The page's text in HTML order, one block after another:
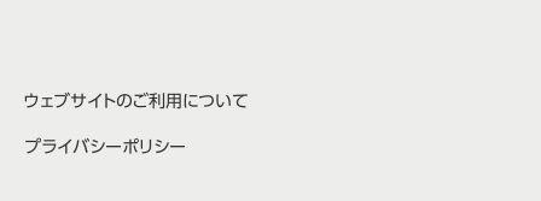
ウェブサイトのご利用について
プライバシーポリシー